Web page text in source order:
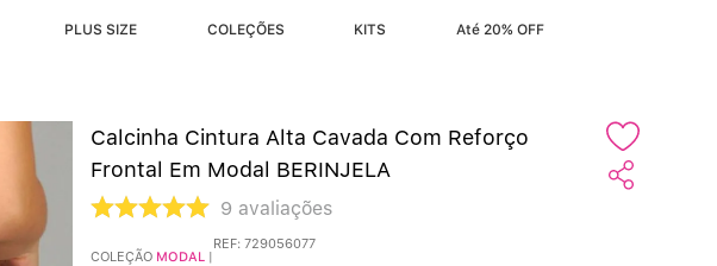
PLUS SIZE COLEÇÕES KITS Até 20% OFF
Calcinha Cintura Alta Cavada Com Reforço
Frontal Em Modal BERINJELA
9 avaliações
COLEÇÃOMODAL |
REF: 729056077
TERMOS MAIS
BUSCADOS
3º Sutiã Bojo